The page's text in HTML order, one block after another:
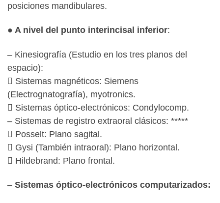
posiciones mandibulares.
● A nivel del punto interincisal inferior:
– Kinesiografía (Estudio en los tres planos del
espacio):
 Sistemas magnéticos: Siemens
(Electrognatografía), myotronics.
 Sistemas óptico-electrónicos: Condylocomp.
– Sistemas de registro extraoral clásicos: *****
 Posselt: Plano sagital.
 Gysi (También intraoral): Plano horizontal.
 Hildebrand: Plano frontal.
– Sistemas óptico-electrónicos computarizados: